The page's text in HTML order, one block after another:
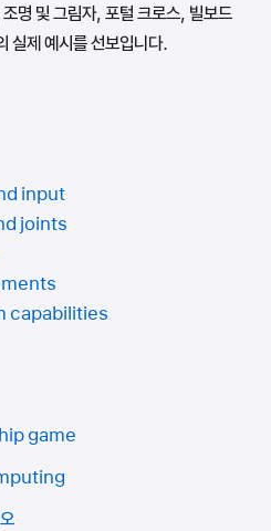
명 및 그림자, 포털 크로스, 빌보드
실제 예시를 선보입니다.
input
joints
capabilities
game